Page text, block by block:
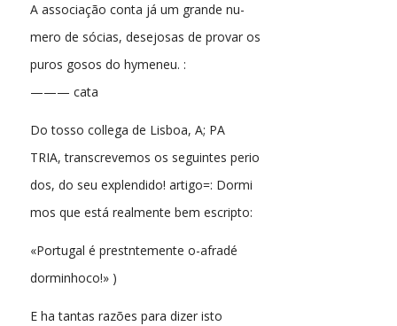
A associação conta já um grande nu-
mero de sócias, desejosas de provar os
puros gosos do hymeneu. :
——— cata
Do tosso collega de Lisboa, A; PA
TRIA, transcrevemos os seguintes perio
dos, do seu explendido! artigo=: Dormi
mos que está realmente bem escripto:
«Portugal é prestntemente o-afradé
dorminhoco!» )
E ha tantas razões para dizer isto